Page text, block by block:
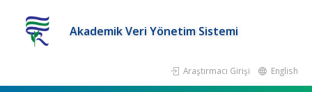
Akademik Veri Yönetim Sistemi
Araştırmacı Girişi English